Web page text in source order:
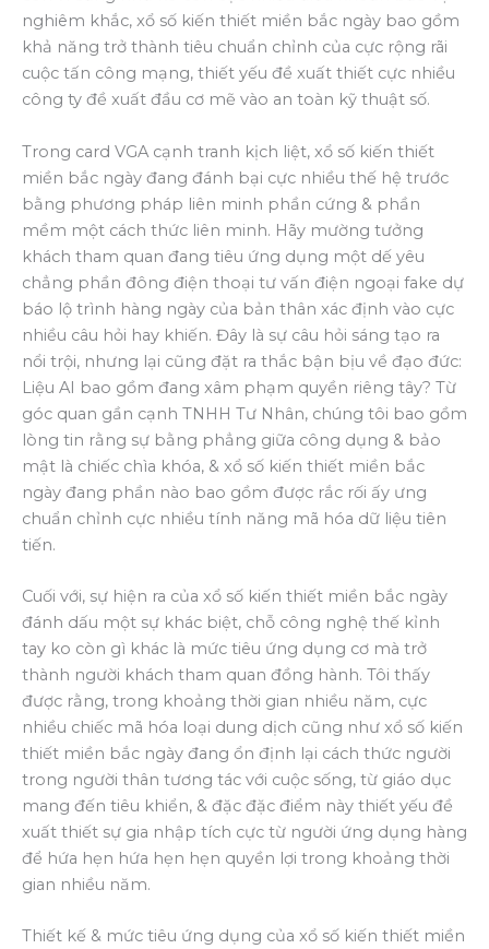
nghiêm khắc, xổ số kiến thiết miền bắc ngày bao gồm
khả năng trở thành tiêu chuẩn chỉnh của cực rộng rãi
cuộc tấn công mạng, thiết yếu đề xuất thiết cực nhiều
công ty đề xuất đầu cơ mẽ vào an toàn kỹ thuật số.
Trong card VGA cạnh tranh kịch liệt, xổ số kiến thiết
miền bắc ngày đang đánh bại cực nhiều thế hệ trước
bằng phương pháp liên minh phần cứng & phần
mềm một cách thức liên minh. Hãy mường tưởng
khách tham quan đang tiêu ứng dụng một dế yêu
chẳng phần đông điện thoại tư vấn điện ngoại fake dự
báo lộ trình hàng ngày của bản thân xác định vào cực
nhiều câu hỏi hay khiến. Đây là sự câu hỏi sáng tạo ra
nổi trội, nhưng lại cũng đặt ra thắc bận bịu về đạo đức:
Liệu AI bao gồm đang xâm phạm quyền riêng tây? Từ
góc quan gần cạnh TNHH Tư Nhân, chúng tôi bao gồm
lòng tin rằng sự bằng phẳng giữa công dụng & bảo
mật là chiếc chìa khóa, & xổ số kiến thiết miền bắc
ngày đang phần nào bao gồm được rắc rối ấy ưng
chuẩn chỉnh cực nhiều tính năng mã hóa dữ liệu tiên
tiến.
Cuối với, sự hiện ra của xổ số kiến thiết miền bắc ngày
đánh dấu một sự khác biệt, chỗ công nghệ thế kỉnh
tay ko còn gì khác là mức tiêu ứng dụng cơ mà trở
thành người khách tham quan đồng hành. Tôi thấy
được rằng, trong khoảng thời gian nhiều năm, cực
nhiều chiếc mã hóa loại dung dịch cũng như xổ số kiến
thiết miền bắc ngày đang ổn định lại cách thức người
trong người thân tương tác với cuộc sống, từ giáo dục
mang đến tiêu khiển, & đặc đặc điểm này thiết yếu đề
xuất thiết sự gia nhập tích cực từ người ứng dụng hàng
để hứa hẹn hứa hẹn hẹn quyền lợi trong khoảng thời
gian nhiều năm.
Thiết kế & mức tiêu ứng dụng của xổ số kiến thiết miền